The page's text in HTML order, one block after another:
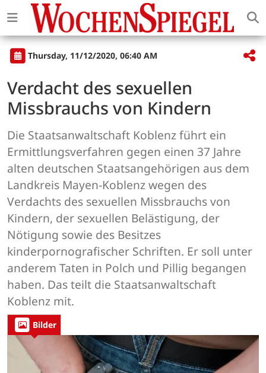
Thursday, 11/12/2020, 06:40 AM
Verdacht des sexuellen
Missbrauchs von Kindern
Die Staatsanwaltschaft Koblenz führt ein
Ermittlungsverfahren gegen einen 37 Jahre
alten deutschen Staatsangehörigen aus dem
Landkreis Mayen-Koblenz wegen des
Verdachts des sexuellen Missbrauchs von
Kindern, der sexuellen Belästigung, der
Nötigung sowie des Besitzes
kinderpornografischer Schriften. Er soll unter
anderem Taten in Polch und Pillig begangen
haben. Das teilt die Staatsanwaltschaft
Koblenz mit.
Bilder